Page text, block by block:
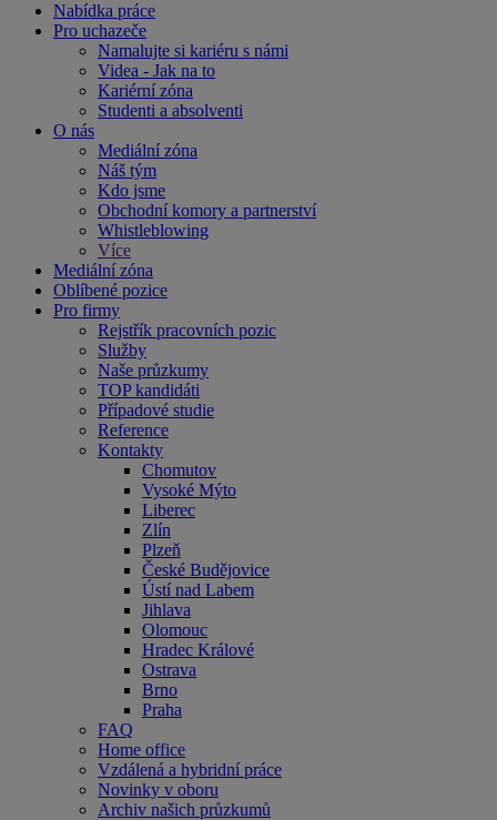
Nabídka práce
Pro uchazeče
Namalujte si kariéru s námi
Videa - Jak na to
Kariérní zóna
Studenti a absolventi
O nás
Mediální zóna
Náš tým
Kdo jsme
Obchodní komory a partnerství
Whistleblowing
Více
Mediální zóna
Oblíbené pozice
Pro firmy
Rejstřík pracovních pozic
Služby
Naše průzkumy
TOP kandidáti
Případové studie
Reference
Kontakty
Chomutov
Vysoké Mýto
Liberec
Zlín
Plzeň
České Budějovice
Ústí nad Labem
Jihlava
Olomouc
Hradec Králové
Ostrava
Brno
Praha
FAQ
Home office
Vzdálená a hybridní práce
Novinky v oboru
Archiv našich průzkumů